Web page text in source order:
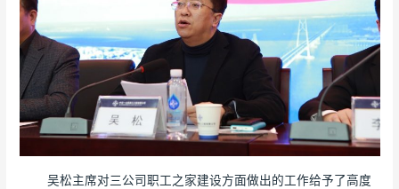
吴松主席对三公司职工之家建设方面做出的工作给予了高度